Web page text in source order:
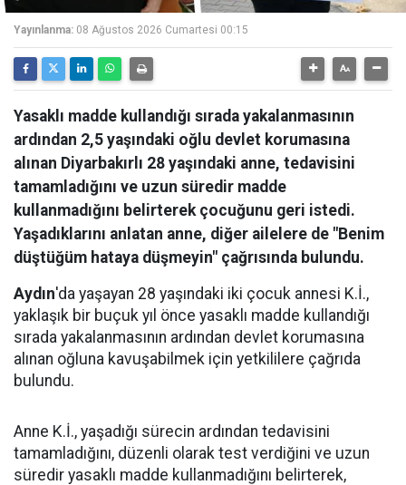
Yayınlanma: 08 Ağustos 2026 Cumartesi 00:15
Yasaklı madde kullandığı sırada yakalanmasının
ardından 2,5 yaşındaki oğlu devlet korumasına
alınan Diyarbakırlı 28 yaşındaki anne, tedavisini
tamamladığını ve uzun süredir madde
kullanmadığını belirterek çocuğunu geri istedi.
Yaşadıklarını anlatan anne, diğer ailelere de "Benim
düştüğüm hataya düşmeyin" çağrısında bulundu.
Aydın'da yaşayan 28 yaşındaki iki çocuk annesi K.İ.,
yaklaşık bir buçuk yıl önce yasaklı madde kullandığı
sırada yakalanmasının ardından devlet korumasına
alınan oğluna kavuşabilmek için yetkililere çağrıda
bulundu.
Anne K.İ., yaşadığı sürecin ardından tedavisini
tamamladığını, düzenli olarak test verdiğini ve uzun
süredir yasaklı madde kullanmadığını belirterek,